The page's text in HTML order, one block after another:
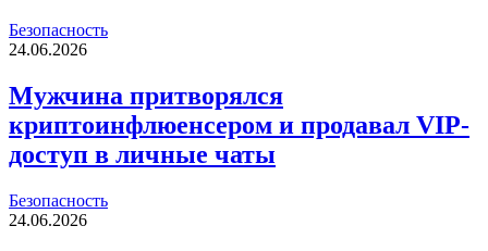
Безопасность
24.06.2026
Мужчина притворялся
криптоинфлюенсером и продавал VIP-
доступ в личные чаты
Безопасность
24.06.2026